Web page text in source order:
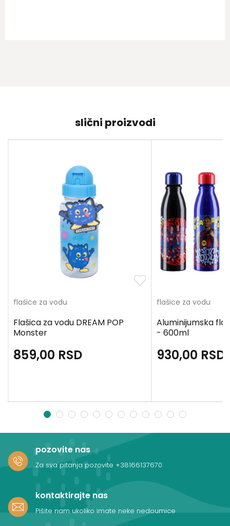
slični proizvodi
flašice za vodu
Flašica za vodu DREAM POP
Monster
859,00 RSD
flašice za vodu
Aluminijumska
- 600ml
930,00 RSD
1 2 3 4 5 6 7 8 9 10 11 12
pozovite nas
Za sva pitanja pozovite +38166137670
kontaktirajte nas
Pišite nam ukoliko imate neke nedoumice